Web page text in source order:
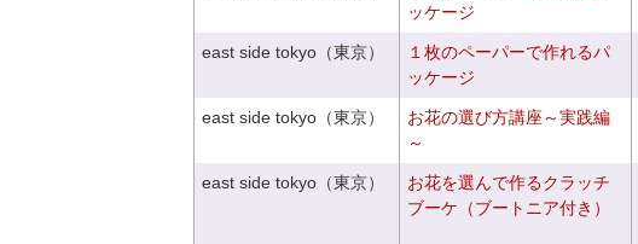
ッケージ
east side tokyo（東京）
１枚のペーパーで作れるパ
ッケージ
east side tokyo（東京）
お花の選び方講座～実践編
～
east side tokyo（東京）
お花を選んで作るクラッチ
ブーケ（ブートニア付き）